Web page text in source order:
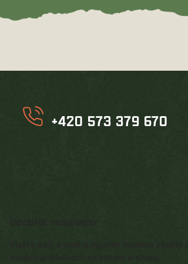
+420 573 379 670